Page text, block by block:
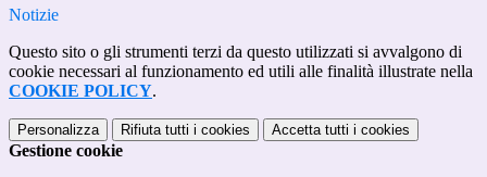
Notizie
Questo sito o gli strumenti terzi da questo utilizzati si avvalgono di
cookie necessari al funzionamento ed utili alle finalità illustrate nella
COOKIE POLICY.
Personalizza Rifiuta tutti i cookies Accetta tutti i cookies
Gestione cookie